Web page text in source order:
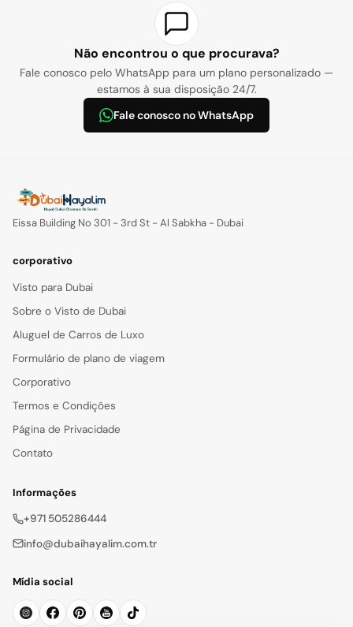
Não encontrou o que procurava?
Fale conosco pelo WhatsApp para um plano personalizado —
estamos à sua disposição 24/7.
Fale conosco no WhatsApp
Eissa Building No 301 - 3rd St - Al Sabkha - Dubai
corporativo
Visto para Dubai
Sobre o Visto de Dubai
Aluguel de Carros de Luxo
Formulário de plano de viagem
Corporativo
Termos e Condições
Página de Privacidade
Contato
Informações
+971 505286444
info@dubaihayalim.com.tr
Mídia social